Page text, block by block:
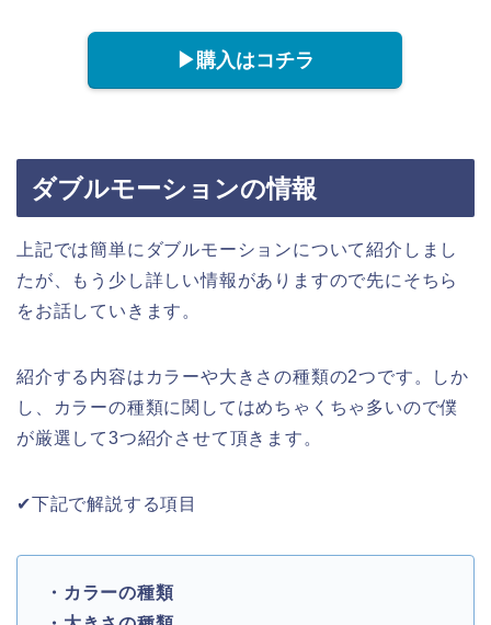
▶︎購入はコチラ
ダブルモーションの情報
上記では簡単にダブルモーションについて紹介しまし
たが、もう少し詳しい情報がありますので先にそちら
をお話していきます。
紹介する内容はカラーや大きさの種類の2つです。しか
し、カラーの種類に関してはめちゃくちゃ多いので僕
が厳選して3つ紹介させて頂きます。
✔︎下記で解説する項目
・カラーの種類